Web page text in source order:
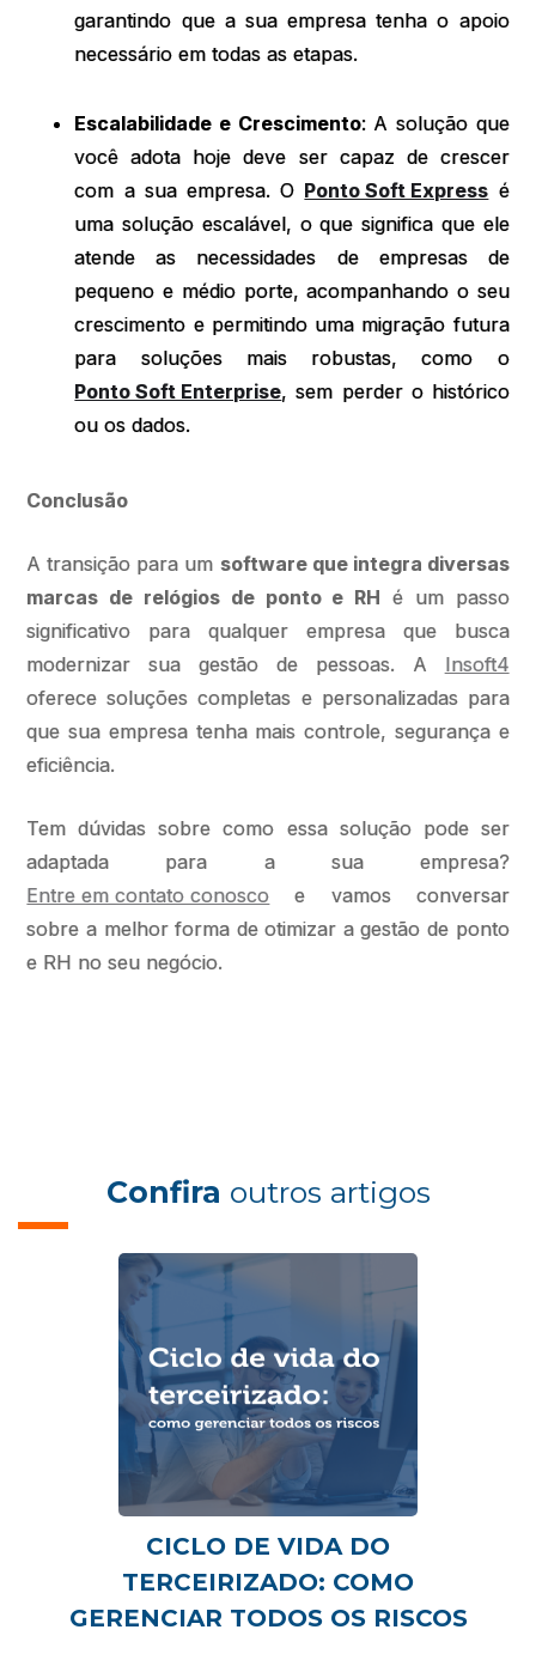
garantindo que a sua empresa tenha o apoio
necessário em todas as etapas.
Escalabilidade e Crescimento: A solução que
você adota hoje deve ser capaz de crescer
com a sua empresa. O Ponto Soft Express é
uma solução escalável, o que significa que ele
atende as necessidades de empresas de
pequeno e médio porte, acompanhando o seu
crescimento e permitindo uma migração futura
para soluções mais robustas, como o
Ponto Soft Enterprise, sem perder o histórico
ou os dados.
Conclusão
A transição para um software que integra diversas
marcas de relógios de ponto e RH é um passo
significativo para qualquer empresa que busca
modernizar sua gestão de pessoas. A Insoft4
oferece soluções completas e personalizadas para
que sua empresa tenha mais controle, segurança e
eficiência.
Tem dúvidas sobre como essa solução pode ser
adaptada para a sua empresa?
Entre em contato conosco e vamos conversar
sobre a melhor forma de otimizar a gestão de ponto
e RH no seu negócio.
Confira outros artigos
CICLO DE VIDA DO
TERCEIRIZADO: COMO
GERENCIAR TODOS OS RISCOS